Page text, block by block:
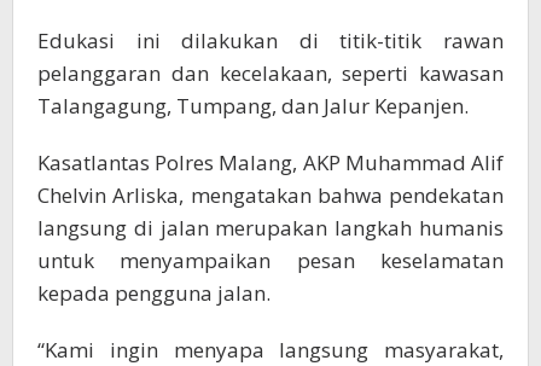
Edukasi ini dilakukan di titik-titik rawan
pelanggaran dan kecelakaan, seperti kawasan
Talangagung, Tumpang, dan Jalur Kepanjen.
Kasatlantas Polres Malang, AKP Muhammad Alif
Chelvin Arliska, mengatakan bahwa pendekatan
langsung di jalan merupakan langkah humanis
untuk menyampaikan pesan keselamatan
kepada pengguna jalan.
“Kami ingin menyapa langsung masyarakat,